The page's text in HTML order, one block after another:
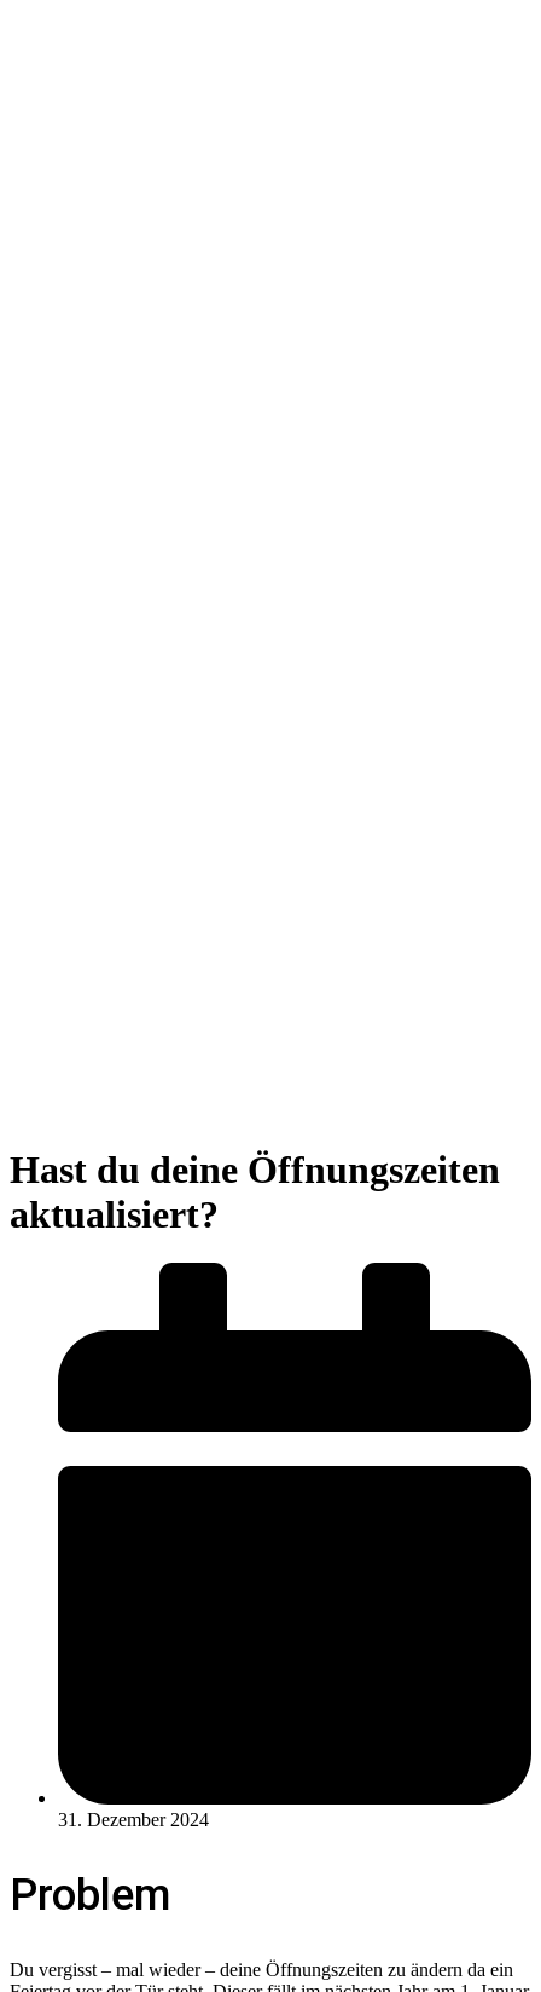
Hast du deine Öffnungszeiten
aktualisiert?
31. Dezember 2024
Problem
Du vergisst – mal wieder – deine Öffnungszeiten zu ändern da ein